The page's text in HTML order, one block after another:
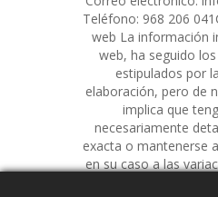
Teléfono: 968 206
web La información
web, ha seguido
estipulados por
elaboración, pero de
implica que
necesariamente
exacta o mantenerse
en su caso a las